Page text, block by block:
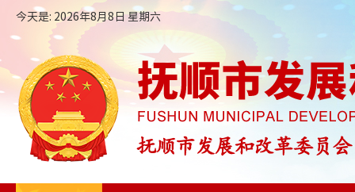
今天是: 2026年8月8日 星期六